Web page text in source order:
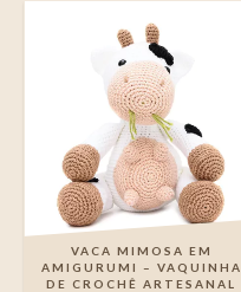
VACA MIMOSA EM
AMIGURUMI – VAQUINHA
DE CROCHÊ ARTESANAL